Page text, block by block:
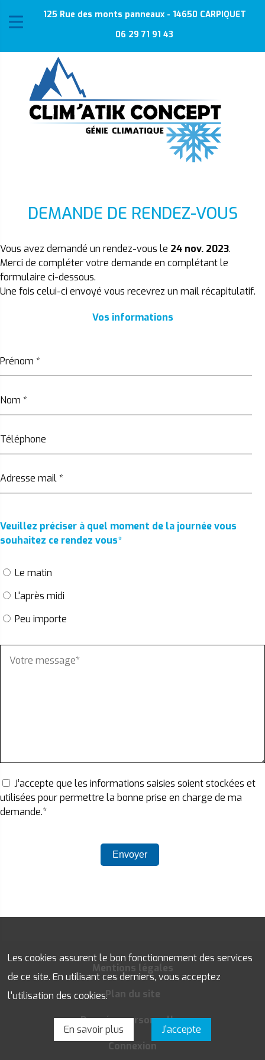
125 Rue des monts panneaux - 14650 CARPIQUET
06 29 71 91 43
DEMANDE DE RENDEZ-VOUS
Vous avez demandé un rendez-vous le 24 nov. 2023.
Merci de compléter votre demande en complétant le
formulaire ci-dessous.
Une fois celui-ci envoyé vous recevrez un mail récapitulatif.
Vos informations
Prénom *
Nom *
Téléphone
Adresse mail*
Veuillez préciser à quel moment de la journée vous
souhaitez ce rendez vous*
Le matin
L'après midi
Peu importe
J’accepte que les informations saisies soient stockées et
utilisées pour permettre la bonne prise en charge de ma
demande.*
Mentions légales
Plan du site
Données personnelles
Connexion
En savoir plus J'accepte
Les cookies assurent le bon fonctionnement des services
de ce site. En utilisant ces derniers, vous acceptez
l'utilisation des cookies.